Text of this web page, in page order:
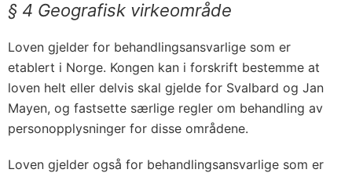
§ 4 Geografisk virkeområde
Loven gjelder for behandlingsansvarlige som er
etablert i Norge. Kongen kan i forskrift bestemme at
loven helt eller delvis skal gjelde for Svalbard og Jan
Mayen, og fastsette særlige regler om behandling av
personopplysninger for disse områdene.
Loven gjelder også for behandlingsansvarlige som er